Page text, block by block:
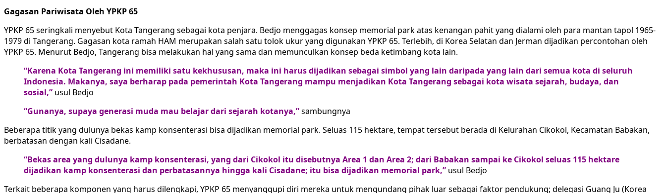
Gagasan Pariwisata Oleh YPKP 65
YPKP 65 seringkali menyebut Kota Tangerang sebagai kota penjara. Bedjo menggagas konsep memorial park atas kenangan pahit yang dialami oleh para mantan tapol 1965-
1979 di Tangerang. Gagasan kota ramah HAM merupakan salah satu tolok ukur yang digunakan YPKP 65. Terlebih, di Korea Selatan dan Jerman dijadikan percontohan oleh
YPKP 65. Menurut Bedjo, Tangerang bisa melakukan hal yang sama dan memunculkan konsep beda ketimbang kota lain.
“Karena Kota Tangerang ini memiliki satu kekhususan, maka ini harus dijadikan sebagai simbol yang lain daripada yang lain dari semua kota di seluruh
Indonesia. Makanya, saya berharap pada pemerintah Kota Tangerang mampu menjadikan Kota Tangerang sebagai kota wisata sejarah, budaya, dan
sosial,” usul Bedjo
“Gunanya, supaya generasi muda mau belajar dari sejarah kotanya,”sambungnya
Beberapa titik yang dulunya bekas kamp konsenterasi bisa dijadikan memorial park. Seluas 115 hektare, tempat tersebut berada di Kelurahan Cikokol, Kecamatan Babakan,
berbatasan dengan kali Cisadane.
“Bekas area yang dulunya kamp konsenterasi, yang dari Cikokol itu disebutnya Area 1 dan Area 2; dari Babakan sampai ke Cikokol seluas 115 hektare
dijadikan kamp konsenterasi dan perbatasannya hingga kali Cisadane; itu bisa dijadikan memorial park,” usul Bedjo
Terkait beberapa komponen yang harus dilengkapi, YPKP 65 menyanggupi diri mereka untuk mengundang pihak luar sebagai faktor pendukung; delegasi Guang Ju (Korea